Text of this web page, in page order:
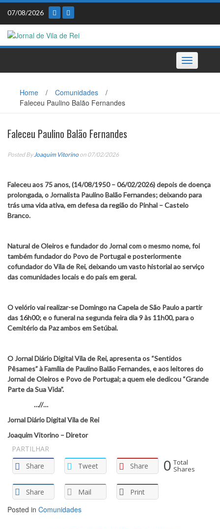
Skip
content
07/08/2026
Toggle
navigation
Home / Comunidades
/
Faleceu Paulino Balão Fernandes
Faleceu Paulino Balão Fernandes
Posted By Joaquim Vitorino on 07/02/2026
Faleceu aos 75 anos, (14/08/1950 – 06/02/2026) depois de doença
prolongada, o Jornalista Paulino Balão Fernandes; deixando para
trás uma vida ativa, em defesa da região do Pinhal – Castelo
Branco.
Natural de Oleiros e fundador do Jornal com o mesmo nome, foi
também fundador do Povo de Portugal e posteriormente
cofundador do Vila de Rei, deixando um vasto historialao serviço
das comunidades locais e do país em geral.
O velório vai realizar-se Domingo na Capela de São Paulo a partir
das 16h00; e o funeral na segunda feira dia 9 às 11h00, para o
Cemitério da Paz ambos em Setúbal.
O Jornal Diário Digital Vila de Rei, apresenta os “Sentidos
Pêsames” à Família de Paulino Balão Fernandes, e aos leitores do
Jornal de Oleiros e Povo de Portugal; a quem ele dedicou “Grande
Parte da Sua Vida”.
…//…
Jornal Diário Digital Vila de Rei
Joaquim Vitorino – Diretor
PARTILHAR
Share
Tweet Share
Share Mail Print
0 Total
Shares
Posted in Comunidades